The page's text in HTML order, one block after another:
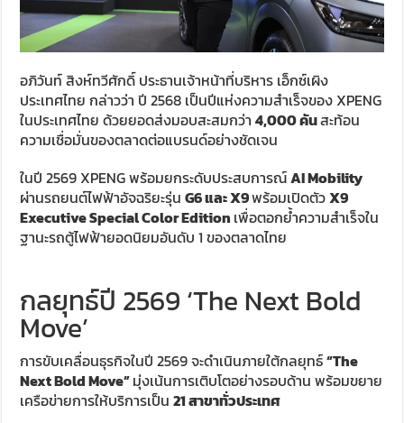
อภิวันท์ สิงห์ทวีศักดิ์ ประธานเจ้าหน้าที่บริหาร เอ็กซ์เผิง
ประเทศไทย กล่าวว่า ปี 2568 เป็นปีแห่งความสำเร็จของ XPENG
ในประเทศไทย ด้วยยอดส่งมอบสะสมกว่า4,000 คันสะท้อน
ความเชื่อมั่นของตลาดต่อแบรนด์อย่างชัดเจน
ในปี 2569 XPENG พร้อมยกระดับประสบการณ์AI Mobility
ผ่านรถยนต์ไฟฟ้าอัจฉริยะรุ่นG6 และ X9พร้อมเปิดตัวX9
Executive Special Color Edition เพื่อตอกย้ำความสำเร็จใน
ฐานะรถตู้ไฟฟ้ายอดนิยมอันดับ 1 ของตลาดไทย
กลยุทธ์ปี 2569 ‘The Next Bold
Move’
การขับเคลื่อนธุรกิจในปี 2569 จะดำเนินภายใต้กลยุทธ์“The
Next Bold Move”มุ่งเน้นการเติบโตอย่างรอบด้าน พร้อมขยาย
เครือข่ายการให้บริการเป็น21 สาขาทั่วประเทศ